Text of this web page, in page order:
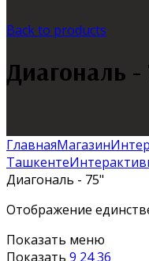
Back to products
Диагональ -
ГлавнаяМагазин
Ташкенте
Диагональ - 75"
Отображение
Показать меню
Показать 9 2436